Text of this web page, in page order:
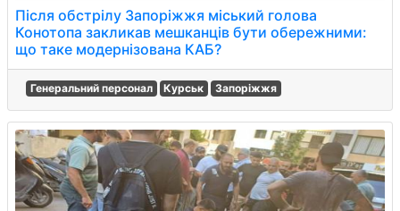
Після обстрілу Запоріжжя міський голова
Конотопа закликав мешканців бути обережними:
що таке модернізована КАБ?
Генеральний персонал Курськ Запоріжжя